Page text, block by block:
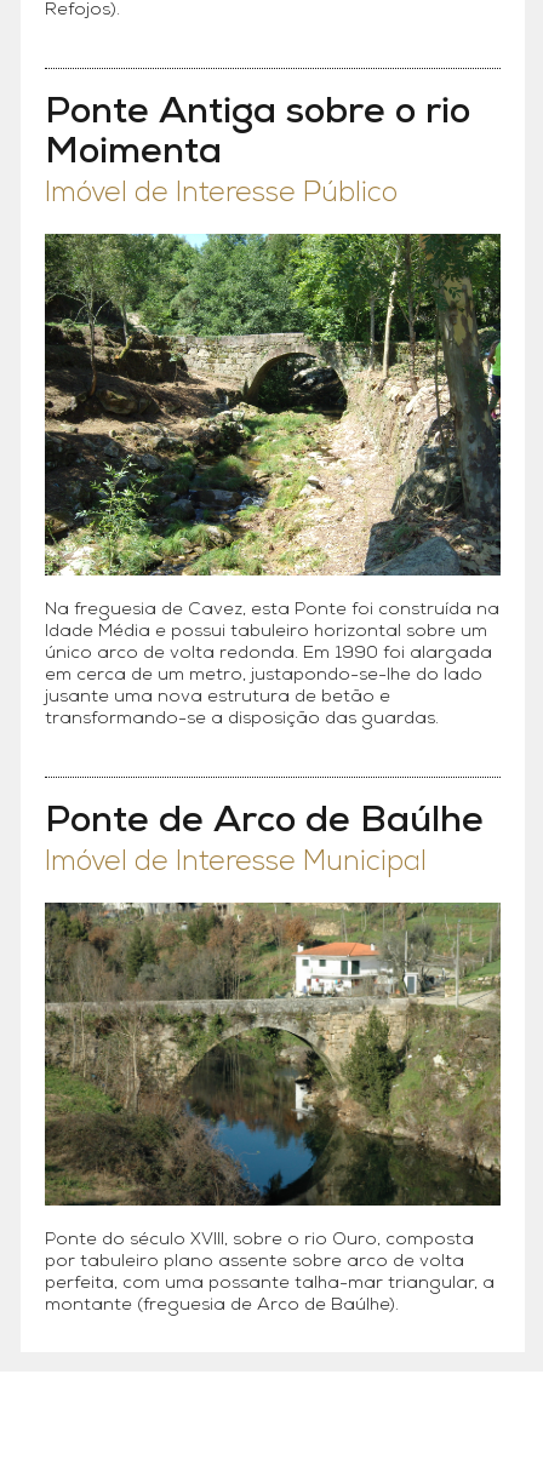
Refojos).
Ponte Antiga sobre o rio
Moimenta
Imóvel de Interesse Público
Na freguesia de Cavez, esta Ponte foi construída na
Idade Média e possui tabuleiro horizontal sobre um
único arco de volta redonda. Em 1990 foi alargada
em cerca de um metro, justapondo-se-lhe do lado
jusante uma nova estrutura de betão e
transformando-se a disposição das guardas.
Ponte de Arco de Baúlhe
Imóvel de Interesse Municipal
Ponte do século XVIII, sobre o rio Ouro, composta
por tabuleiro plano assente sobre arco de volta
perfeita, com uma possante talha-mar triangular, a
montante (freguesia de Arco de Baúlhe).